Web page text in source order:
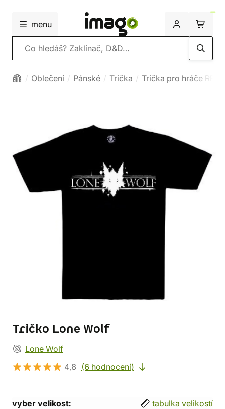
menu
Vyhledávání
Oblečení Pánské Trička Trička pro hráče RPG
Tričko Lone Wolf
Lone Wolf
4,8
(6 hodnocení)
vyber velikost: tabulka velikostí